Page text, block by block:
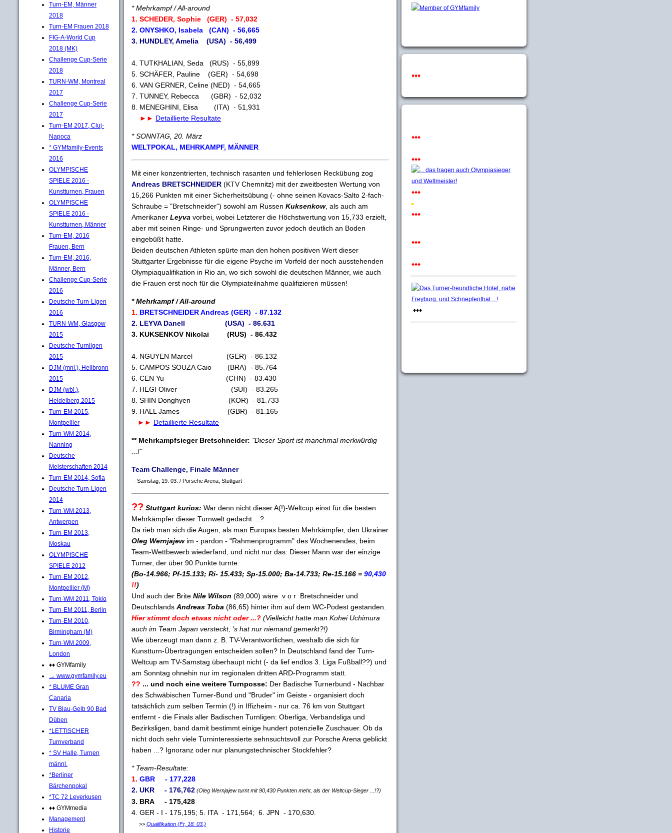
Turn-EM, Männer
2018
Turn-EM Frauen 2018
FIG-A-World Cup
2018 (MK)
Challenge Cup-Serie
2018
TURN-WM, Montreal
2017
Challenge Cup-Serie
2017
Turn-EM 2017, Cluj-
Napoca
* GYMfamily-Events
2016
OLYMPISCHE
SPIELE 2016 -
Kunstturnen, Frauen
OLYMPISCHE
SPIELE 2016 -
Kunstturnen, Männer
Turn-EM, 2016
Frauen, Bern
Turn-EM, 2016,
Männer, Bern
Challenge Cup-Serie
2016
Deutsche Turn-Ligen
2016
TURN-WM, Glasgow
2015
Deutsche Turnligen
2015
DJM (mnl.), Heilbronn
2015
DJM (wbl.),
Heidelberg 2015
Turn-EM 2015,
Montpellier
Turn-WM 2014,
Nanning
Deutsche
Meisterschaften 2014
Turn-EM 2014, Sofia
Deutsche Turn-Ligen
2014
Turn-WM 2013,
Antwerpen
Turn-EM 2013,
Moskau
OLYMPISCHE
SPIELE 2012
Turn-EM 2012,
Montpellier (M)
Turn-WM 2011, Tokio
Turn-EM 2011, Berlin
Turn-EM 2010,
Birmingham (M)
Turn-WM 2009,
London
♦♦ GYMfamily
→ www.gymfamily.eu
* BLUME Gran
Canaria
TV Blau-Gelb 90 Bad
Düben
*LETTISCHER
Turnverband
* SV Halle, Turnen
männl.
*Berliner
Bärchenpokal
*TC 72 Leverkusen
♦♦ GYMmedia
Management
Historie
* Mehrkampf / All-around
1. SCHEDER, Sophie (GER) - 57,032
2. ONYSHKO, Isabela (CAN) - 56,665
3. HUNDLEY, Amelia (USA) - 56,499
4. TUTKHALIAN, Seda (RUS) - 55,899
5. SCHÄFER, Pauline (GER) - 54,698
6. VAN GERNER, Celine (NED) - 54,665
7. TUNNEY, Rebecca (GBR) - 52,032
8. MENEGHINI, Elisa (ITA) - 51,931
►► Detaillierte Resultate
* SONNTAG, 20. März
WELTPOKAL, MEHRKAMPF, MÄNNER
Mit einer konzentrierten, technisch rasanten und fehlerlosen Reckübung zog
Andreas BRETSCHNEIDER (KTV Chemnitz) mit der zweitbesten Wertung von
15,266 Punkten mit einer Sicherheitsübung (- ohne seinen Kovacs-Salto 2-fach-
Schraube = "Bretschneider") sowohl am Russen Kuksenkow, als auch am
Amerikaner Leyva vorbei, wobei Letzterer die Höchstwertung von 15,733 erzielt,
aber mit seinen Ringe- und Sprungwerten zuvor jedoch deutlich an Boden
eingebüßt hatte.
Beiden deutschen Athleten spürte man den hohen positiven Wert dieser
Stuttgarter Ergebnisse für die eigene Psyche im Vorfeld der noch ausstehenden
Olympiaqualifikation in Rio an, wo sich sowohl die deutschen Männer, wie auch
die Frauen erst noch für die Olympiateilnahme qualifizieren müssen!
* Mehrkampf / All-around
1. BRETSCHNEIDER Andreas (GER) - 87.132
2. LEYVA Danell (USA) - 86.631
3. KUKSENKOV Nikolai (RUS) - 86.432
4. NGUYEN Marcel (GER) - 86.132
5. CAMPOS SOUZA Caio (BRA) - 85.764
6. CEN Yu (CHN) - 83.430
7. HEGI Oliver (SUI) - 83.265
8. SHIN Donghyen (KOR) - 81.733
9. HALL James (GBR) - 81.165
►► Detaillierte Resultate
** Mehrkampfsieger Bretschneider: "Dieser Sport ist manchmal merkwürdig
...!"
Team Challenge, Finale Männer
- Samstag, 19. 03. / Porsche Arena, Stuttgart -
?? Stuttgart kurios: War denn nicht dieser A(!)-Weltcup einst für die besten
Mehrkämpfer dieser Turnwelt gedacht ...?
Da rieb man sich die Augen, als man Europas besten Mehrkämpfer, den Ukrainer
Oleg Wernjajewim - pardon - "Rahmenprogramm" des Wochenendes, beim
Team-Wettbewerb wiederfand, und nicht nur das: Dieser Mann war der einzige
Turner, der über 90 Punkte turnte:
(Bo-14.966; Pf-15.133; Ri- 15.433; Sp-15.000; Ba-14.733; Re-15.166 = 90,430
!!)
Und auch der Brite Nile Wilson (89,000) wäre v o r Bretschneider und
Deutschlands Andreas Toba (86,65) hinter ihm auf dem WC-Podest gestanden.
Hier stimmt doch etwas nicht oder ...? (Vielleicht hatte man Kohei Uchimura
auch im Team Japan versteckt, 's hat nur niemand gemerkt?!)
Wie überzeugt man dann z. B. TV-Verantwortlichen, weshalb die sich für
Kunstturn-Übertragungen entscheiden sollen? In Deutschland fand der Turn-
Weltcup am TV-Samstag überhaupt nicht (- da lief endlos 3. Liga Fußball??) und
am Sonntag ohnehin nur im regionalen dritten ARD-Programm statt.
?? ... und noch eine weitere Turnposse: Der Badische Turnerbund - Nachbar
des Schwäbischen Turner-Bund und "Bruder" im Geiste - organisiert doch
tatsächlich zum selben Termin (!) in Iffizheim - nur ca. 76 km von Stuttgart
entfernt - die Finals aller Badischen Turnligen: Oberliga, Verbandsliga und
Bezirksligen, band damit bestimmt einige hundert potenzielle Zuschauer. Ob da
nicht doch sehr viele Turninteressierte sehnsuchtsvoll zur Porsche Arena geblickt
haben ...? Ignoranz oder nur planungstechnischer Stockfehler?
* Team-Resultate:
1. GBR - 177,228
2. UKR - 176,762 (Oleg Wernjajew turnt mit 90,430 Punkten mehr, als der Weltcup-Sieger ...!?)
3. BRA - 175,428
4. GER - I - 175,195; 5. ITA - 171,564; 6. JPN - 170,630.
>> Qualifikation (Fr, 18. 03.)
♦♦♦
♦♦♦
♦♦♦
♦♦♦
♦♦♦
♦♦♦
♦♦♦
.♦♦♦